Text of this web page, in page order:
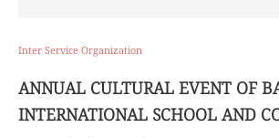
Inter Service Organization
ANNUAL CULTURAL EVENT OF
INTERNATIONAL SCHOOL AND